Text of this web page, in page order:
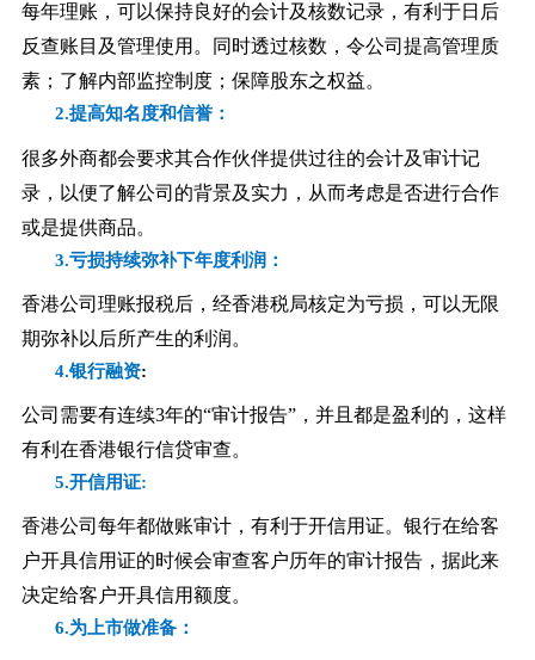
每年理账，可以保持良好的会计及核数记录，有利于日后
反查账目及管理使用。同时透过核数，令公司提高管理质
素；了解内部监控制度；保障股东之权益。
2.提高知名度和信誉：
很多外商都会要求其合作伙伴提供过往的会计及审计记
录，以便了解公司的背景及实力，从而考虑是否进行合作
或是提供商品。
3.亏损持续弥补下年度利润：
香港公司理账报税后，经香港税局核定为亏损，可以无限
期弥补以后所产生的利润。
4.银行融资:
公司需要有连续3年的“审计报告”，并且都是盈利的，这样
有利在香港银行信贷审查。
5.开信用证:
香港公司每年都做账审计，有利于开信用证。银行在给客
户开具信用证的时候会审查客户历年的审计报告，据此来
决定给客户开具信用额度。
6.为上市做准备：